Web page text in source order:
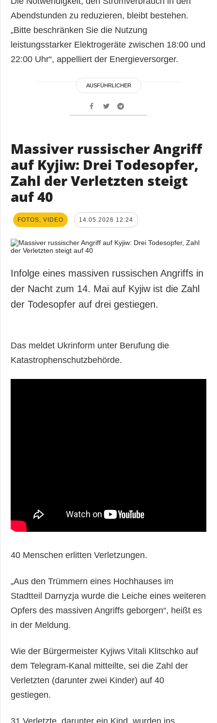
Abendstunden zu reduzieren, bleibt bestehen.
„Bitte beschränken Sie die Nutzung
leistungsstarker Elektrogeräte zwischen 18:00 und
22:00 Uhr“, appelliert der Energieversorger.
AUSFÜHRLICHER
Massiver russischer Angriff
auf Kyjiw: Drei Todesopfer,
Zahl der Verletzten steigt
auf 40
FOTOS, VIDEO 14.05.2026 12:24
Infolge eines massiven russischen Angriffs in
der Nacht zum 14. Mai auf Kyjiw ist die Zahl
der Todesopfer auf drei gestiegen.
Das meldet Ukrinform unter Berufung die
Katastrophenschutzbehörde.
40 Menschen erlitten Verletzungen.
„Aus den Trümmern eines Hochhauses im
Stadtteil Darnyzja wurde die Leiche eines weiteren
Opfers des massiven Angriffs geborgen“, heißt es
in der Meldung.
Wie der Bürgermeister Kyjiws Vitali Klitschko auf
dem Telegram-Kanal mitteilte, sei die Zahl der
Verletzten (darunter zwei Kinder) auf 40
gestiegen.